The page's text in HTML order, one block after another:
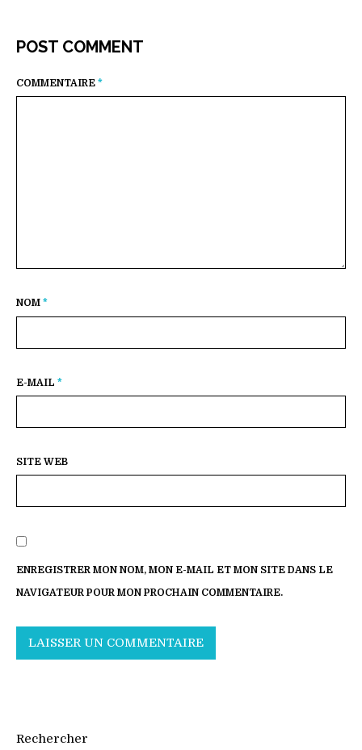
POST COMMENT
COMMENTAIRE *
NOM *
E-MAIL *
SITE WEB
ENREGISTRER MON NOM, MON E-MAIL ET MON SITE DANS LE
NAVIGATEUR POUR MON PROCHAIN COMMENTAIRE.
Rechercher